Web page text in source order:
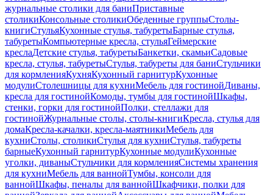
журнальные столики для баниПриставные
столикиКонсольные столикиОбеденные группыСтолы-
книгиСтульяКухонные стулья, табуретыБарные стулья,
табуретыКомпьютерные кресла, стульяГеймерские
креслаДетские стулья, табуретыБанкетки, скамьиСадовые
кресла, стулья, табуретыСтулья, табуреты для баниСтульчики
для кормленияКухняКухонный гарнитурКухонные
модулиСтолешницы для кухниМебель для гостинойДиваны,
кресла для гостинойКомоды, тумбы для гостинойШкафы,
стенки, горки для гостинойПолки, стеллажи для
гостинойЖурнальные столы, столы-книгиКресла, стулья для
домаКресла-качалки, кресла-маятникиМебель для
кухниСтолы, столикиСтулья для кухниСтулья, табуреты
барныеКухонный гарнитурКухонные модулиКухонные
уголки, диваныСтульчики для кормленияСистемы хранения
для кухниМебель для ваннойТумбы, консоли для
ваннойШкафы, пеналы для ваннойШкафчики, полки для